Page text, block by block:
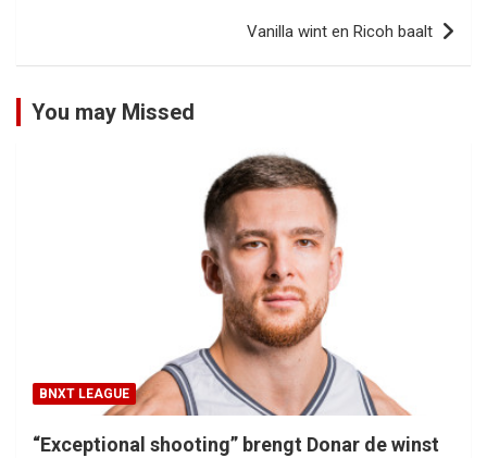
Vanilla wint en Ricoh baalt
You may Missed
BNXT LEAGUE
“Exceptional shooting” brengt Donar de winst